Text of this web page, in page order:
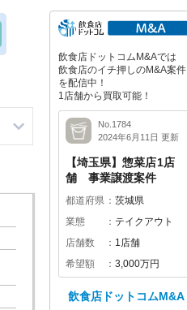
飲食店ドットコムM&Aでは
飲食店のイチ押しのM&A案件
を配信中！
1店舗から買取可能！
No.1784
2024年6月11日 更新
【埼玉県】惣菜店1店
舗 事業譲渡案件
都道府県
茨城県
業態
テイクアウト
店舗数
1店舗
希望額
3,000万円
飲食店ドットコムM&A